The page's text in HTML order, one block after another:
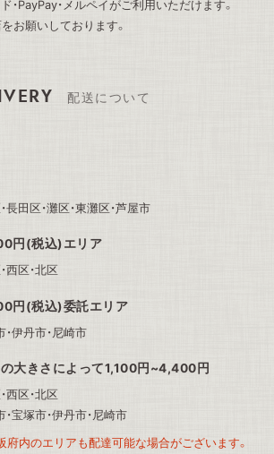
・PayPay・メルペイがご利用いただけます。
お願いしております。
配送について
長田区・灘区・東灘区・芦屋市
円(税込)エリア
西区・北区
円(税込)委託エリア
・伊丹市・尼崎市
大きさによって1,100円~4,400円
西区・北区
宝塚市・伊丹市・尼崎市
府内のエリアも配達可能な場合がございます。